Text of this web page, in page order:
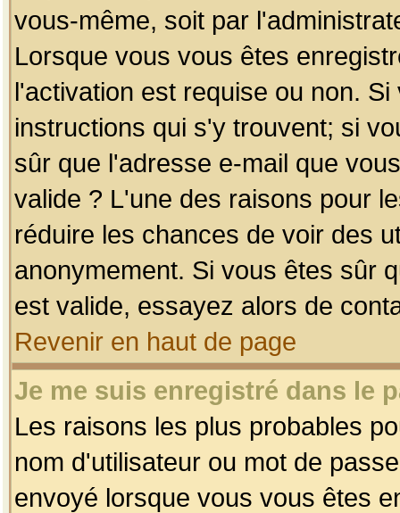
vous-même, soit par
Lorsque vous vous êtes
l'activation est requise ou non.
instructions qui s'y trouvent; si
sûr que l'adresse e-mail que
valide ? L'une des raisons pour
réduire les chances de voir des
anonymement. Si vous êtes sûr
est valide, essayez alors de
Revenir en haut de page
Je me suis enregistré dans le
Les raisons les plus probables
nom d'utilisateur ou mot de
envoyé lorsque vous vous êtes